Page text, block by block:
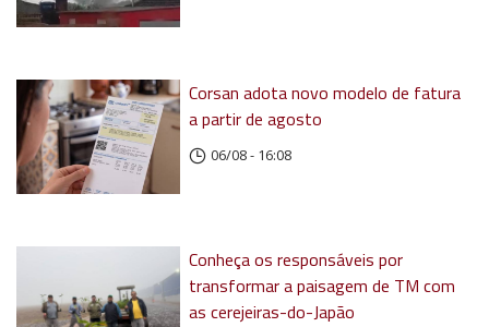
Corsan adota novo modelo de fatura
a partir de agosto
06/08 - 16:08
Conheça os responsáveis por
transformar a paisagem de TM com
as cerejeiras-do-Japão